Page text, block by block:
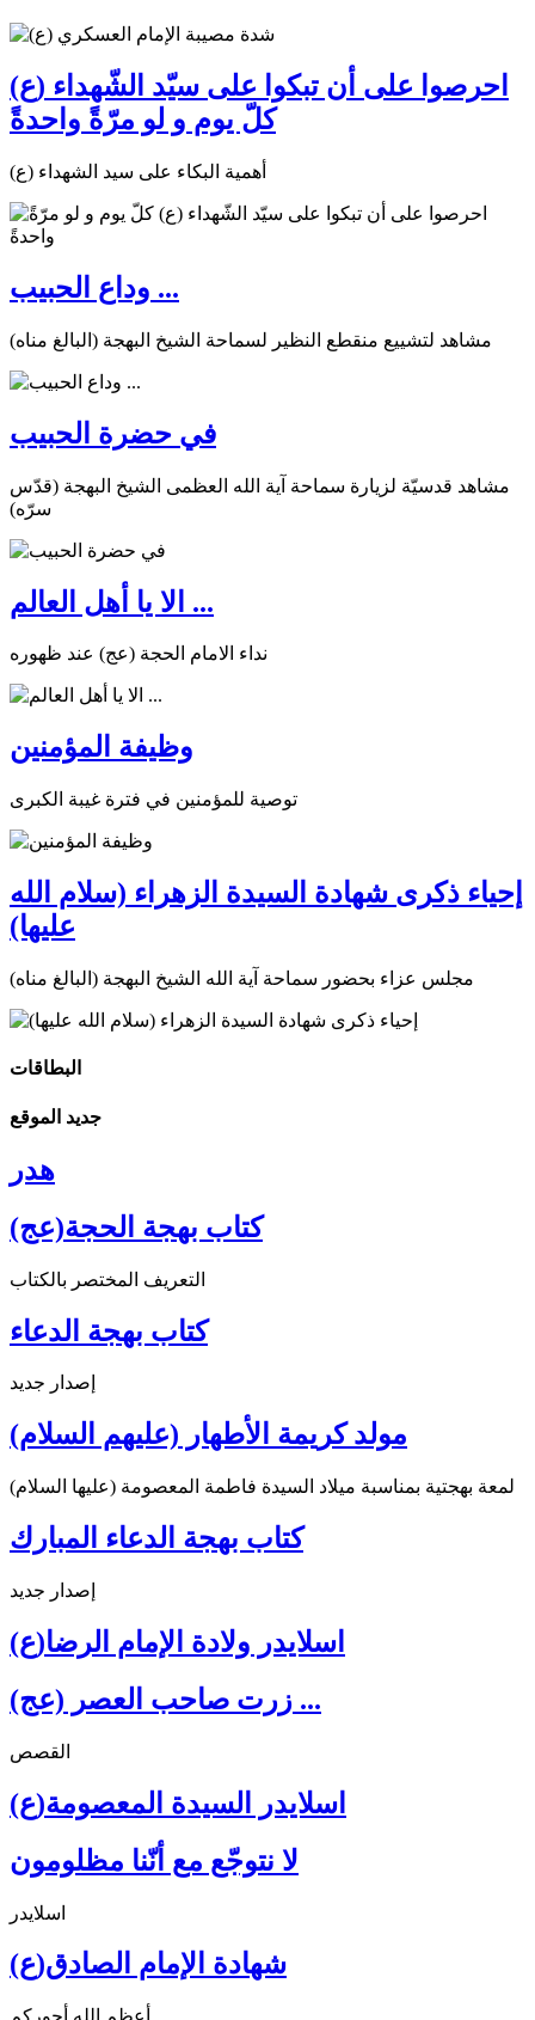
احرصوا على أن تبكوا على سيّد الشّهداء (ع)
كلّ يوم و لو مرّةً واحدةً
أهمية البكاء على سيد الشهداء (ع)
وداع الحبيب ...
مشاهد لتشييع منقطع النظير لسماحة الشيخ البهجة (البالغ مناه)
في حضرة الحبيب
مشاهد قدسيّة لزيارة سماحة آية الله العظمى الشيخ البهجة (قدّس
سرّه)
الا يا أهل العالم ...
نداء الامام الحجة (عج) عند ظهوره
وظيفة المؤمنين
توصية للمؤمنين في فترة غيبة الكبرى
إحياء ذكرى شهادة السيدة الزهراء (سلام الله
عليها)
مجلس عزاء بحضور سماحة آية الله الشيخ البهجة (البالغ مناه)
البطاقات
جديد الموقع
هدر
كتاب بهجة الحجة(عج)
التعريف المختصر بالكتاب
كتاب بهجة الدعاء
إصدار جديد
مولد كريمة الأطهار (عليهم السلام)
لمعة بهجتية بمناسبة ميلاد السيدة فاطمة المعصومة (عليها السلام)
كتاب بهجة الدعاء المبارك
إصدار جديد
اسلايدر ولادة الإمام الرضا(ع)
زرت صاحب العصر (عج) ...
القصص
اسلايدر السيدة المعصومة(ع)
لا نتوجّع مع أنّنا مظلومون
اسلايدر
شهادة الإمام الصادق(ع)